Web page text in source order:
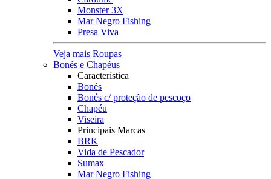
Monster 3X
Mar Negro Fishing
Presa Viva
Veja mais Roupas
Bonés e Chapéus
Característica
Bonés
Bonés c/ proteção de pescoço
Chapéu
Viseira
Principais Marcas
BRK
Vida de Pescador
Sumax
Mar Negro Fishing